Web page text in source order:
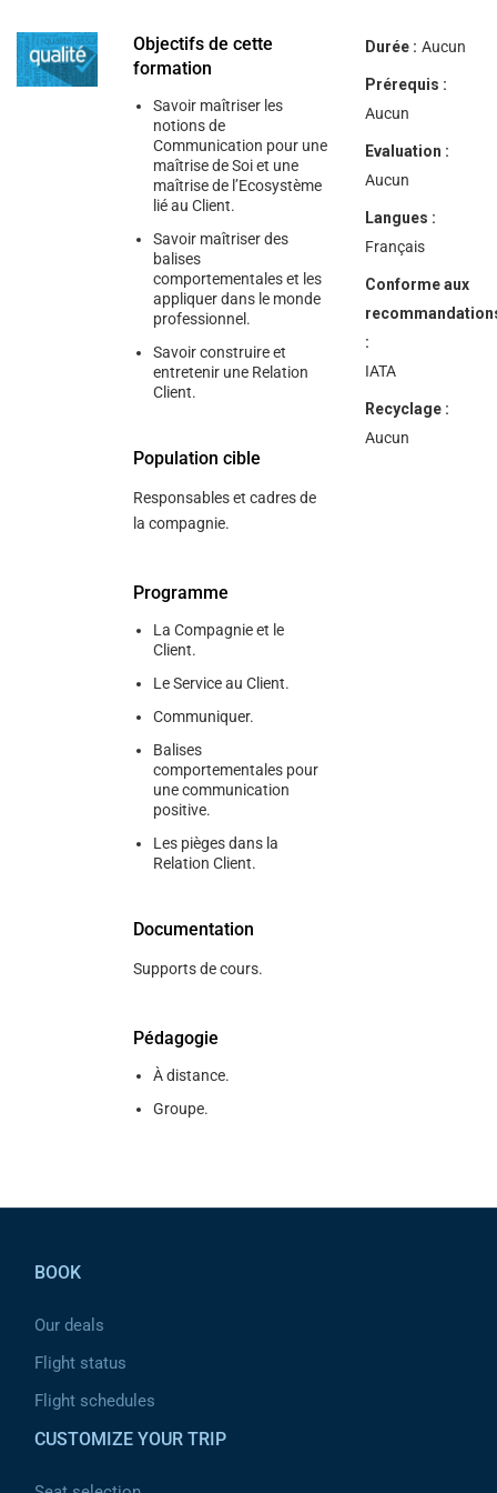
navigate
and
interact
Objectifs de cette
formation
Savoir maîtriser les
notions de
Communication pour une
maîtrise de Soi et une
maîtrise de l’Ecosystème
lié au Client.
Savoir maîtriser des
balises
comportementales et les
appliquer dans le monde
professionnel.
Savoir construire et
entretenir une Relation
Client.
Population cible
Responsables et cadres de
la compagnie.
Programme
La Compagnie et le
Client.
Le Service au Client.
Communiquer.
Balises
comportementales pour
une communication
positive.
Les pièges dans la
Relation Client.
Documentation
Supports de cours.
Pédagogie
À distance.
Groupe.
Durée : Aucun
Prérequis :
Aucun
Evaluation :
Aucun
Langues :
Français
Conforme aux
:
IATA
Recyclage :
Aucun
BOOK
Our deals
Flight status
Flight schedules
CUSTOMIZE YOUR TRIP